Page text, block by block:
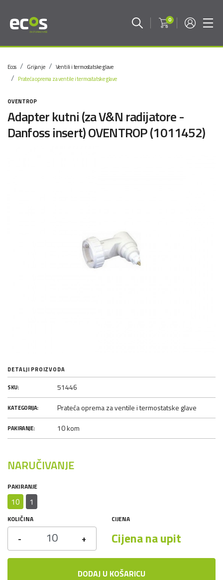
0
Ecos Grijanje
Ventili i termostatske glave
Prateća oprema za ventile i termostatske glave
OVENTROP
Adapter kutni (za V&N radijatore -
Danfoss insert) OVENTROP (1011452)
DETALJI PROIZVODA
SKU: 51446
KATEGORIJA: Prateća oprema za ventile i termostatske glave
PAKIRANJE: 10 kom
NARUČIVANJE
PAKIRANJE
10 1
KOLIČINA
- +
CIJENA
Cijena na upit
DODAJ U KOŠARICU